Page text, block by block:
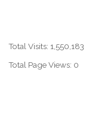
Total Visits: 1,550,183
Total Page Views: 0